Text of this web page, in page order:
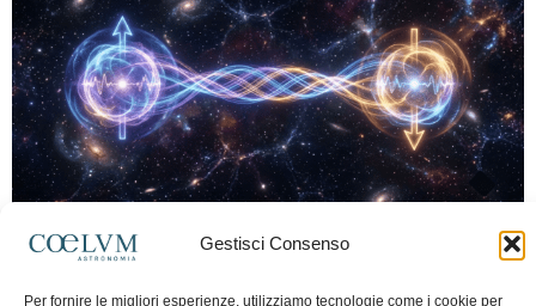
Gestisci Consenso
Per fornire le migliori esperienze, utilizziamo tecnologie come i cookie per
Marco Lorrai - 15 Giugno 2026 0
moderna: due particelle possono mostrare correlazioni che sembrano ignorare